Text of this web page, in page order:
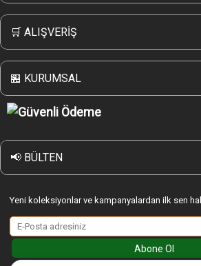
İletişim
Sıkça Sorulan Sorular
Banka Bilgilerimiz
🛒 ALIŞVERİŞ
İade & Değişim
Sipariş Nasıl Verilir
🏪 KURUMSAL
Wingetstar Güvenli Online Alışveriş
KVK Gizlilik ve Güvenlik Politikası
Wingetstar Mesafeli Satış Sözleşmesi
İptal & iade Koşulları
📢 BÜLTEN
Yeni koleksiyonlar ve kampanyalardan ilk sen
Abone Ol